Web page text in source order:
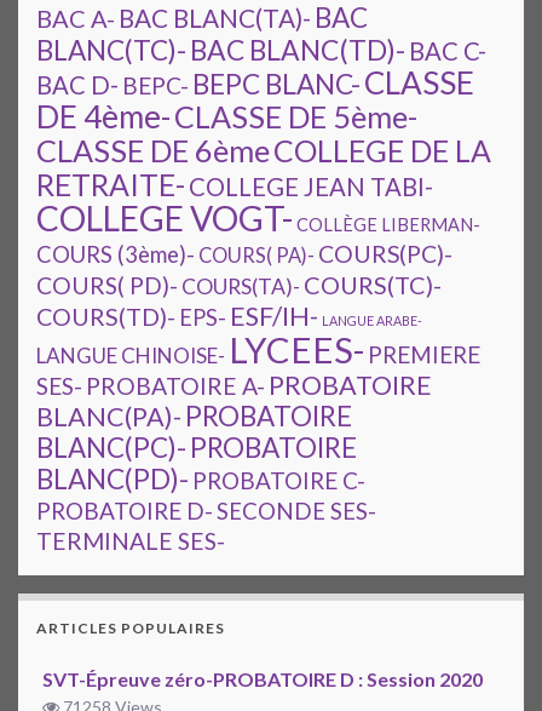
BAC A- BAC BLANC(TA)- BAC
BLANC(TC)- BAC BLANC(TD)- BAC C-
BAC D- BEPC- BEPC BLANC-CLASSE
DE 4ème-CLASSE DE 5ème-
CLASSE DE 6èmeCOLLEGE DE LA
RETRAITE- COLLEGE JEAN TABI-
COLLEGE VOGT- COLLÈGE LIBERMAN-
COURS (3ème)- COURS( PA)- COURS(PC)-
COURS( PD)- COURS(TA)- COURS(TC)-
COURS(TD)- EPS- ESF/IH- LANGUE ARABE-
LANGUE CHINOISE- LYCEES- PREMIERE
SES- PROBATOIRE A- PROBATOIRE
BLANC(PA)- PROBATOIRE
BLANC(PC)- PROBATOIRE
BLANC(PD)- PROBATOIRE C-
PROBATOIRE D-SECONDE SES-
TERMINALE SES-
ARTICLES POPULAIRES
SVT-Épreuve zéro-PROBATOIRE D : Session 2020